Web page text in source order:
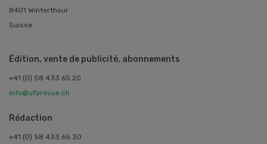
8401 Winterthour
Suisse
Édition, vente de publicité, abonnements
+41 (0) 58 433 65 20
info@ufarevue.ch
Rédaction
+41 (0) 58 433 65 30